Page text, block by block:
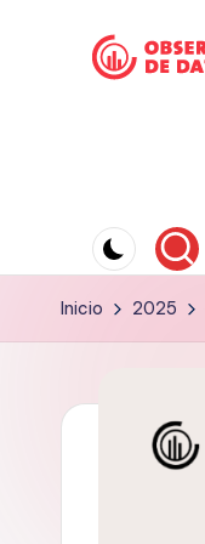
o
d
m
facts
are
sacred"
-
Preswitch
Inicio 2025